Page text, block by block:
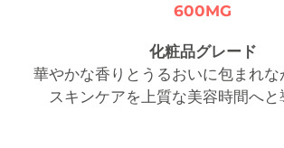
600MG
化粧品グレード
華やかな香りとうるおいに包まれ
スキンケアを上質な美容時間へと